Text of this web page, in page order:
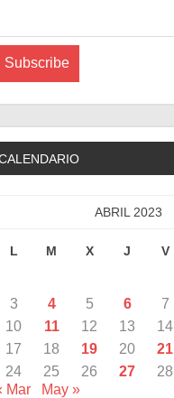
ABRIL 2023
L M X J V
3
4 5 6 7
10
11 12 13 14
17
18 19 20 21
24
25 26 27 28
Mar
May »